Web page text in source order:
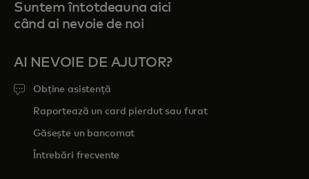
Suntem întotdeauna aici
când ai nevoie de noi
AI NEVOIE DE AJUTOR?
Obține asistență
Raportează un card pierdut sau furat
Găsește un bancomat
Întrebări frecvente